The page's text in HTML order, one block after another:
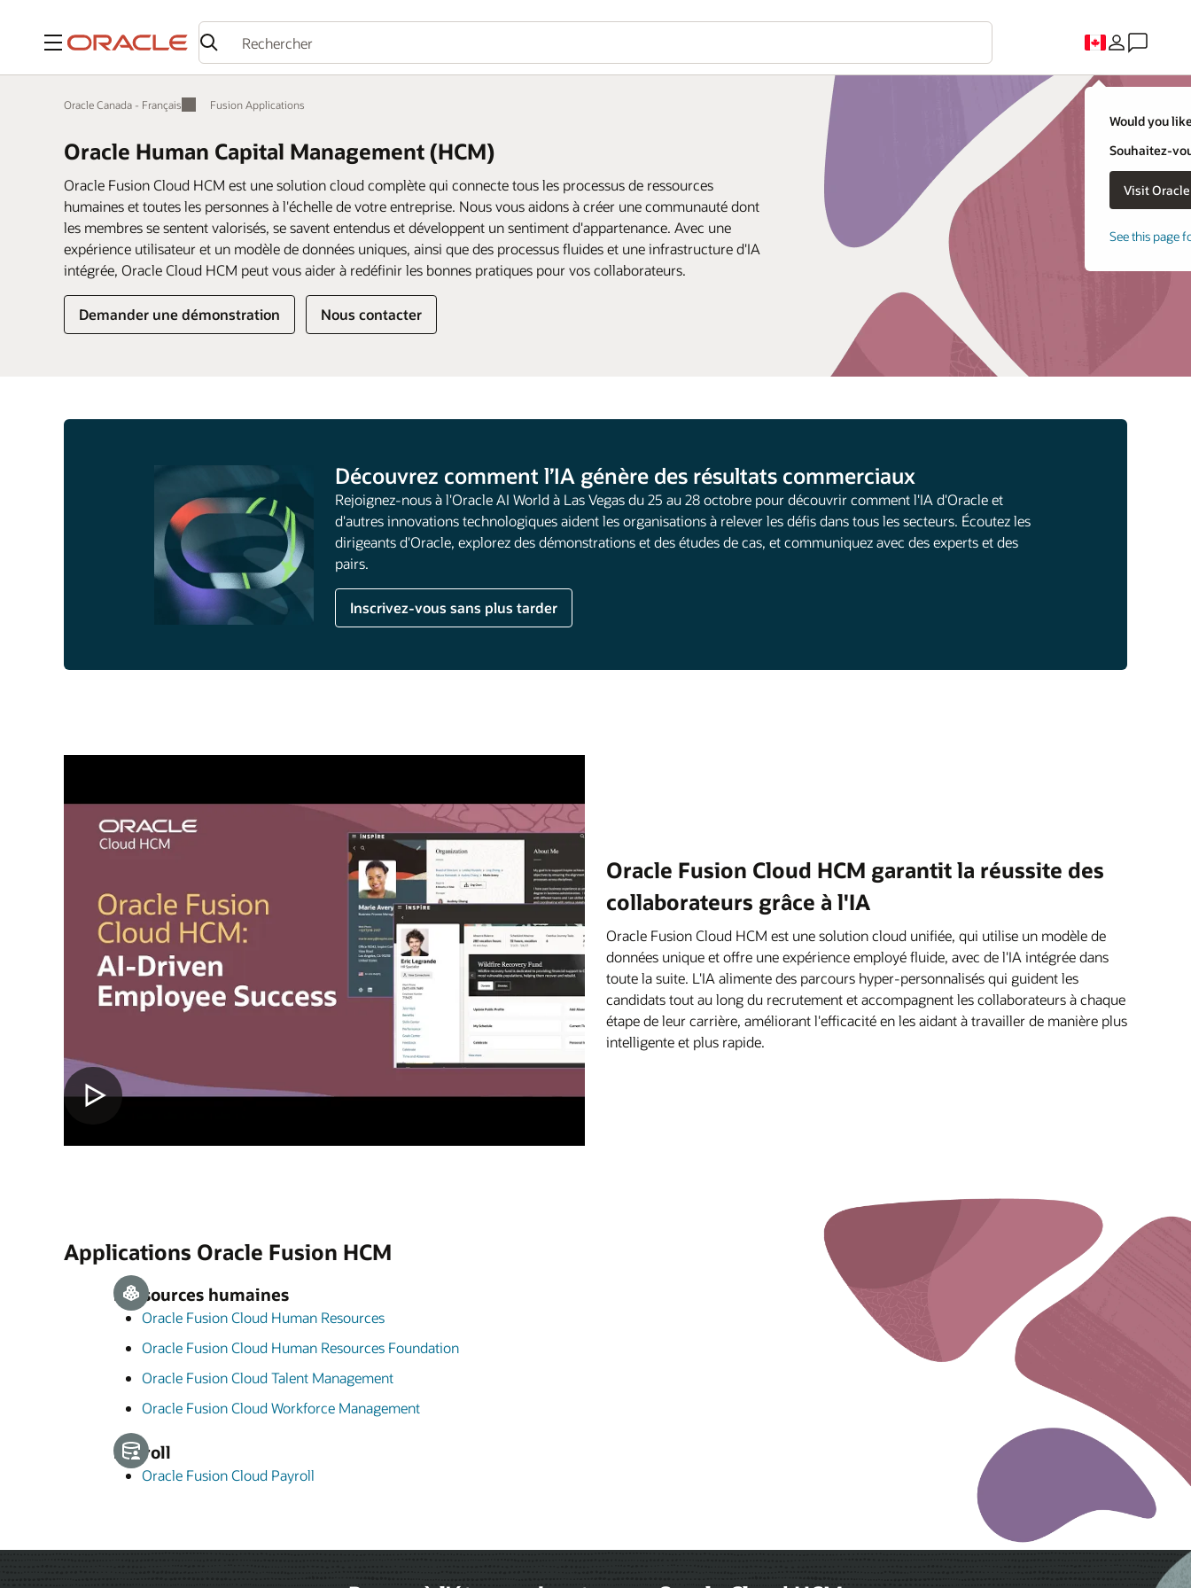
Menu
Would you
Souhaitez-
See this page
Oracle Canada - Français Fusion Applications
Oracle Human Capital Management (HCM)
Oracle Fusion Cloud HCM est une solution cloud complète qui connecte tous les processus de ressources
humaines et toutes les personnes à l'échelle de votre entreprise. Nous vous aidons à créer une communauté dont
les membres se sentent valorisés, se savent entendus et développent un sentiment d'appartenance. Avec une
expérience utilisateur et un modèle de données uniques, ainsi que des processus fluides et une infrastructure d'IA
intégrée, Oracle Cloud HCM peut vous aider à redéfinir les bonnes pratiques pour vos collaborateurs.
Demander une démonstration Nous contacter
Découvrez comment l’IA génère des résultats commerciaux
Rejoignez-nous à l'Oracle AI World à Las Vegas du 25 au 28 octobre pour découvrir comment l'IA d'Oracle et
d'autres innovations technologiques aident les organisations à relever les défis dans tous les secteurs. Écoutez les
dirigeants d'Oracle, explorez des démonstrations et des études de cas, et communiquez avec des experts et des
pairs.
Inscrivez-vous sans plus tarder
Oracle Fusion Cloud HCM garantit la réussite des
collaborateurs grâce à l'IA
Oracle Fusion Cloud HCM est une solution cloud unifiée, qui utilise un modèle de
données unique et offre une expérience employé fluide, avec de l'IA intégrée dans
toute la suite. L'IA alimente des parcours hyper-personnalisés qui guident les
candidats tout au long du recrutement et accompagnent les collaborateurs à chaque
étape de leur carrière, améliorant l'efficacité en les aidant à travailler de manière plus
intelligente et plus rapide.
Applications Oracle Fusion HCM
Ressources humaines
Oracle Fusion Cloud Human Resources
Oracle Fusion Cloud Human Resources Foundation
Oracle Fusion Cloud Talent Management
Oracle Fusion Cloud Workforce Management
Payroll
Oracle Fusion Cloud Payroll